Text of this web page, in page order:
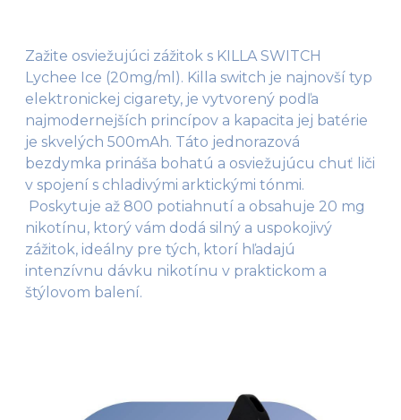
Zažite osviežujúci zážitok s KILLA SWITCH
Lychee Ice (20mg/ml). Killa switch je najnovší typ
elektronickej cigarety, je vytvorený podľa
najmodernejších princípov a kapacita jej batérie
je skvelých 500mAh. Táto jednorazová
bezdymka prináša bohatú a osviežujúcu chuť liči
v spojení s chladivými arktickými tónmi.
Poskytuje až 800 potiahnutí a obsahuje 20 mg
nikotínu, ktorý vám dodá silný a uspokojivý
zážitok, ideálny pre tých, ktorí hľadajú
intenzívnu dávku nikotínu v praktickom a
štýlovom balení.